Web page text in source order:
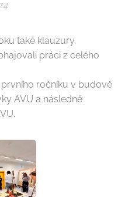
také klauzury.
práci z celého
ročníku v budově
AVU a následně